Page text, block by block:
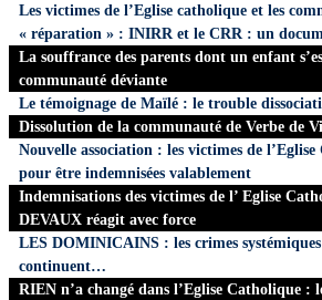
Les victimes de l’Eglise catholique et les
« réparation » : INIRR et le CRR : un
La souffrance des parents dont un enfant
communauté déviante
Le témoignage de Maïlé : le trouble
Dissolution de la communauté de Verbe de
Nouvelle association : les victimes de
pour être indemnisées valablement
Indemnisations des victimes de l’ Eglise
DEVAUX réagit avec force
LES DOMINICAINS : les crimes
continuent…
RIEN n’a changé dans l’Eglise Catholique :